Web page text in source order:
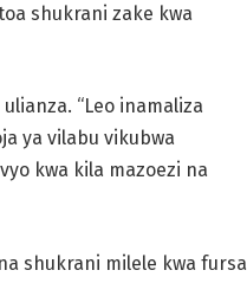
shukrani zake kwa
“Leo inamaliza
ya vilabu vikubwa
kwa kila mazoezi na
shukrani milele kwa fursa